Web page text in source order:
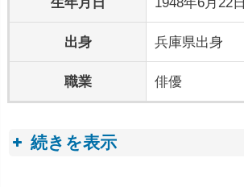
出身 兵庫県出身
職業 俳優
続きを表示